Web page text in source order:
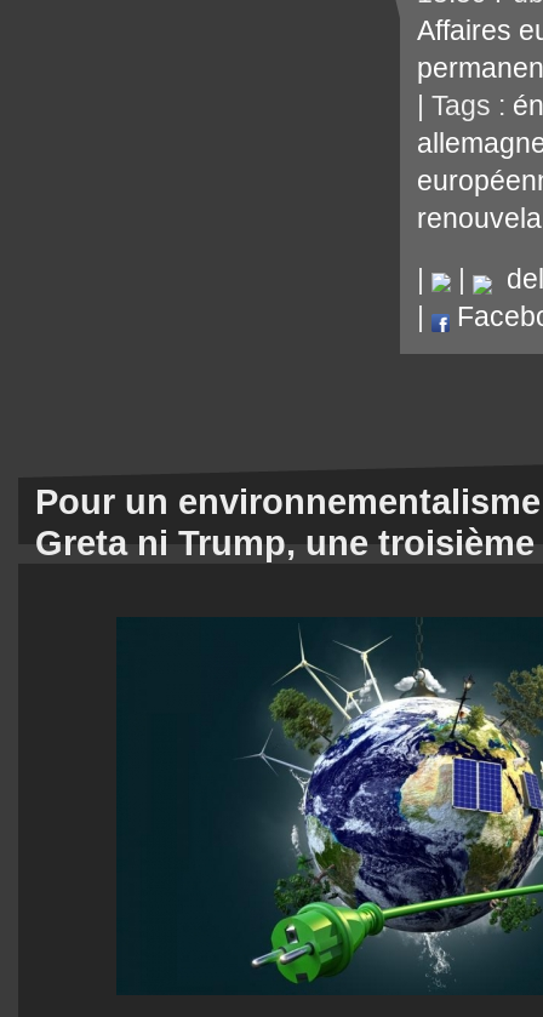
Affaires
| Tags :
|
|
|
Pour un
Greta ni Trump, une